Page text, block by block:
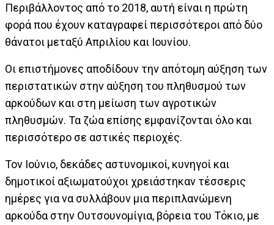
Περιβάλλοντος από το 2018, αυτή είναι η πρώτη
φορά που έχουν καταγραφεί περισσότεροι από δύο
θάνατοι μεταξύ Απριλίου και Ιουνίου.
Οι επιστήμονες αποδίδουν την απότομη αύξηση των
περιστατικών στην αύξηση του πληθυσμού των
αρκούδων και στη μείωση των αγροτικών
πληθυσμών. Τα ζώα επίσης εμφανίζονται όλο και
περισσότερο σε αστικές περιοχές.
Τον Ιούνιο, δεκάδες αστυνομικοί, κυνηγοί και
δημοτικοί αξιωματούχοι χρειάστηκαν τέσσερις
ημέρες για να συλλάβουν μια περιπλανώμενη
αρκούδα στην Ουτσουνομίγια, βόρεια του Τόκιο, με